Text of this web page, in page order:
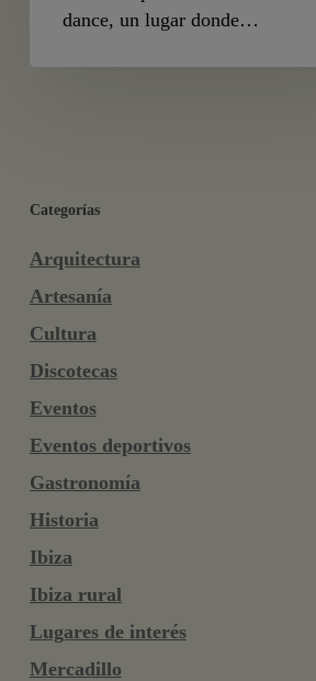
dance, un lugar donde…
Categorías
Arquitectura
Artesanía
Cultura
Discotecas
Eventos
Eventos deportivos
Gastronomía
Historia
Ibiza
Ibiza rural
Lugares de interés
Mercadillo